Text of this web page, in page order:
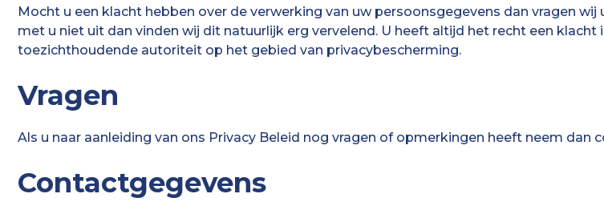
Mocht u een klacht hebben over de verwerking van uw persoonsgegevens dan vragen
met u niet uit dan vinden wij dit natuurlijk erg vervelend. U heeft altijd het recht een
toezichthoudende autoriteit op het gebied van privacybescherming.
Vragen
Als u naar aanleiding van ons Privacy Beleid nog vragen of opmerkingen heeft neem dan
Contactgegevens